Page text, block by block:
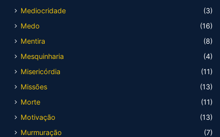
Mediocridade
(3)
Medo
(16)
Mentira
(8)
Mesquinharia
(4)
Misericórdia
(11)
Missões
(13)
Morte
(11)
Motivação
(13)
Murmuração
(7)